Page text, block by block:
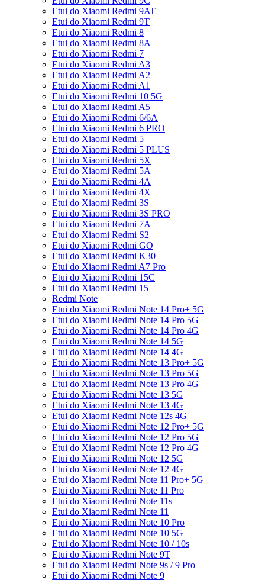
Etui do Xiaomi Redmi 9AT
Etui do Xiaomi Redmi 9T
Etui do Xiaomi Redmi 8
Etui do Xiaomi Redmi 8A
Etui do Xiaomi Redmi 7
Etui do Xiaomi Redmi A3
Etui do Xiaomi Redmi A2
Etui do Xiaomi Redmi A1
Etui do Xiaomi Redmi 10 5G
Etui do Xiaomi Redmi A5
Etui do Xiaomi Redmi 6/6A
Etui do Xiaomi Redmi 6 PRO
Etui do Xiaomi Redmi 5
Etui do Xiaomi Redmi 5 PLUS
Etui do Xiaomi Redmi 5X
Etui do Xiaomi Redmi 5A
Etui do Xiaomi Redmi 4A
Etui do Xiaomi Redmi 4X
Etui do Xiaomi Redmi 3S
Etui do Xiaomi Redmi 3S PRO
Etui do Xiaomi Redmi 7A
Etui do Xiaomi Redmi S2
Etui do Xiaomi Redmi GO
Etui do Xiaomi Redmi K30
Etui do Xiaomi Redmi A7 Pro
Etui do Xiaomi Redmi 15C
Etui do Xiaomi Redmi 15
Redmi Note
Etui do Xiaomi Redmi Note 14 Pro+ 5G
Etui do Xiaomi Redmi Note 14 Pro 5G
Etui do Xiaomi Redmi Note 14 Pro 4G
Etui do Xiaomi Redmi Note 14 5G
Etui do Xiaomi Redmi Note 14 4G
Etui do Xiaomi Redmi Note 13 Pro+ 5G
Etui do Xiaomi Redmi Note 13 Pro 5G
Etui do Xiaomi Redmi Note 13 Pro 4G
Etui do Xiaomi Redmi Note 13 5G
Etui do Xiaomi Redmi Note 13 4G
Etui do Xiaomi Redmi Note 12s 4G
Etui do Xiaomi Redmi Note 12 Pro+ 5G
Etui do Xiaomi Redmi Note 12 Pro 5G
Etui do Xiaomi Redmi Note 12 Pro 4G
Etui do Xiaomi Redmi Note 12 5G
Etui do Xiaomi Redmi Note 12 4G
Etui do Xiaomi Redmi Note 11 Pro+ 5G
Etui do Xiaomi Redmi Note 11 Pro
Etui do Xiaomi Redmi Note 11s
Etui do Xiaomi Redmi Note 11
Etui do Xiaomi Redmi Note 10 Pro
Etui do Xiaomi Redmi Note 10 5G
Etui do Xiaomi Redmi Note 10 / 10s
Etui do Xiaomi Redmi Note 9T
Etui do Xiaomi Redmi Note 9s / 9 Pro
Etui do Xiaomi Redmi Note 9